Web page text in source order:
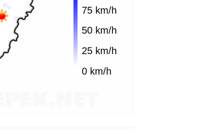
75 km/h
50 km/h
25 km/h
0 km/h